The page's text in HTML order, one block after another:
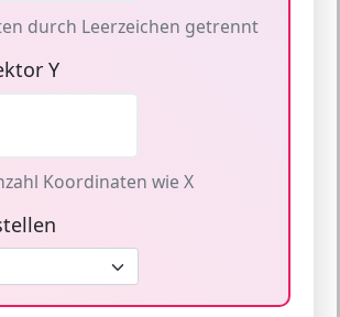
durch Leerzeichen getrennt
Y
Koordinaten wie X